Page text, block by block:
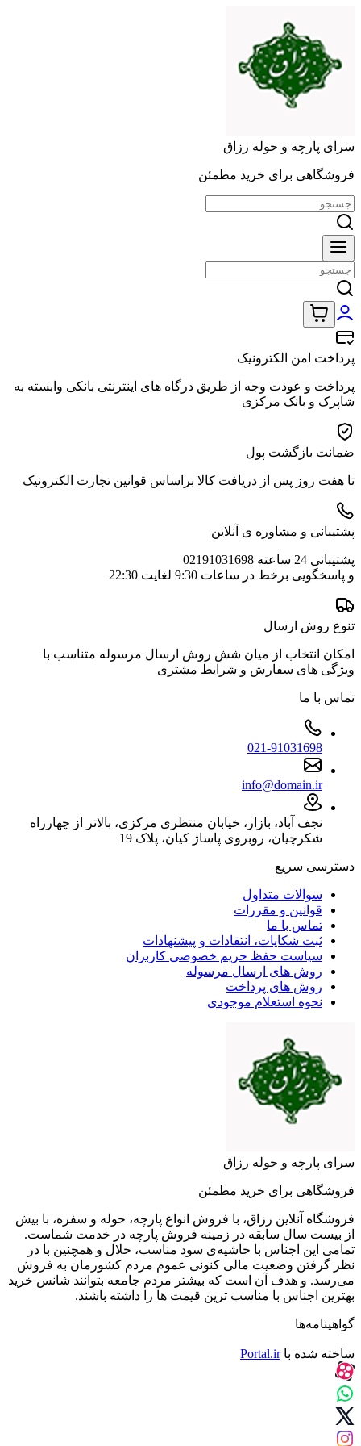
سرای پارچه و حوله رزاق
فروشگاهی برای خرید مطمئن
پرداخت امن الکترونیک
پرداخت و عودت وجه از طریق درگاه های اینترنتی بانکی وابسته به
شاپرک و بانک مرکزی
ضمانت بازگشت پول
تا هفت روز پس از دریافت کالا براساس قوانین تجارت الکترونیک
پشتیبانی و مشاوره ی آنلاین
پشتیبانی 24 ساعته 02191031698
و پاسخگویی برخط در ساعات 9:30 لغایت 22:30
تنوع روش ارسال
امکان انتخاب از میان شش روش ارسال مرسوله متناسب با
ویژگی های سفارش و شرایط مشتری
تماس با ما
021-91031698
info@domain.ir
نجف آباد، بازار، خیابان منتظری مرکزی، بالاتر از چهارراه
شکرچیان، روبروی پاساژ کیان، پلاک 19
دسترسی سریع
سوالات متداول
قوانین و مقررات
تماس با ما
ثبت شکایات، انتقادات و پیشنهادات
سیاست حفظ حریم خصوصی کاربران
روش های ارسال مرسوله
روش های پرداخت
نحوه استعلام موجودی
سرای پارچه و حوله رزاق
فروشگاهی برای خرید مطمئن
فروشگاه آنلاین رزاق، با فروش انواع پارچه، حوله و سفره، با بیش
از بیست سال سابقه در زمینه فروش پارچه در خدمت شماست.
تمامی این اجناس با حاشیه‌ی سود مناسب، حلال و همچنین با در
نظر گرفتن وضعیت مالی کنونی عموم مردم کشورمان به فروش
می‌رسد. و هدف آن است که بیشتر مردم جامعه بتوانند شانس خرید
بهترین اجناس با مناسب ترین قیمت ها را داشته باشند.
گواهینامه‌ها
ساخته شده باPortal.ir